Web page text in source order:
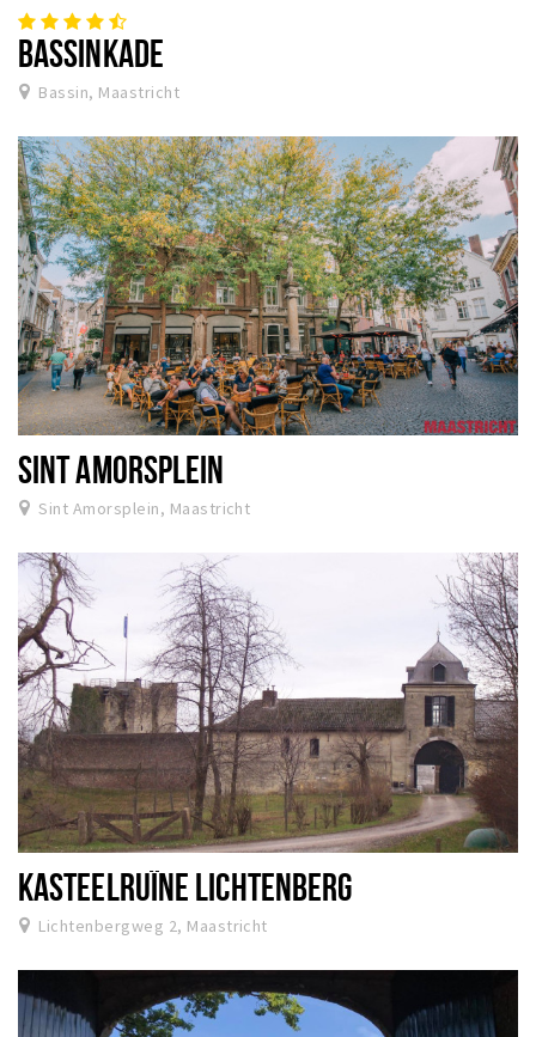
BASSINKADE
Bassin, Maastricht
SINT AMORSPLEIN
Sint Amorsplein, Maastricht
KASTEELRUÏNE LICHTENBERG
Lichtenbergweg 2, Maastricht